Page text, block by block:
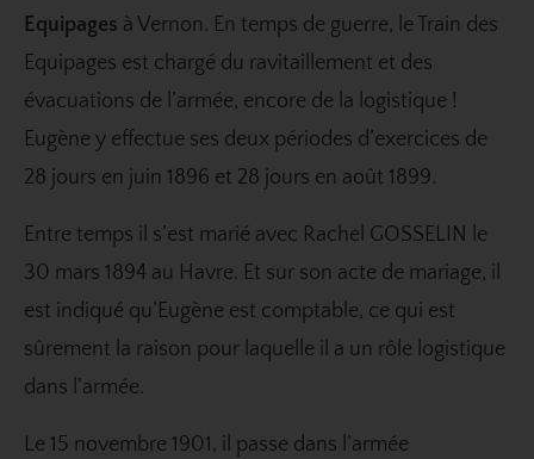
Equipages à Vernon. En temps de guerre, le Train des
Equipages est chargé du ravitaillement et des
évacuations de l’armée, encore de la logistique !
Eugène y effectue ses deux périodes d’exercices de
28 jours en juin 1896 et 28 jours en août 1899.
Entre temps il s’est marié avec Rachel GOSSELIN le
30 mars 1894 au Havre. Et sur son acte de mariage, il
est indiqué qu’Eugène est comptable, ce qui est
sûrement la raison pour laquelle il a un rôle logistique
dans l’armée.
Le 15 novembre 1901, il passe dans l’armée